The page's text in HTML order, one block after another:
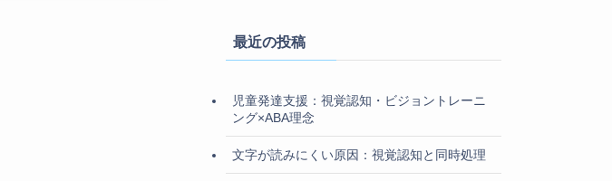
最近の投稿
児童発達支援：視覚認知・ビジョントレーニ
ング×ABA理念
文字が読みにくい原因：視覚認知と同時処理